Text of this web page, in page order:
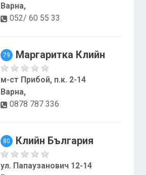
Варна,
052/ 60 55 33
79 Маргаритка Клийн
м-ст Прибой, п.к. 2-14
Варна,
0878 787 336
80 Клийн България
ул. Папаузанович 12-14